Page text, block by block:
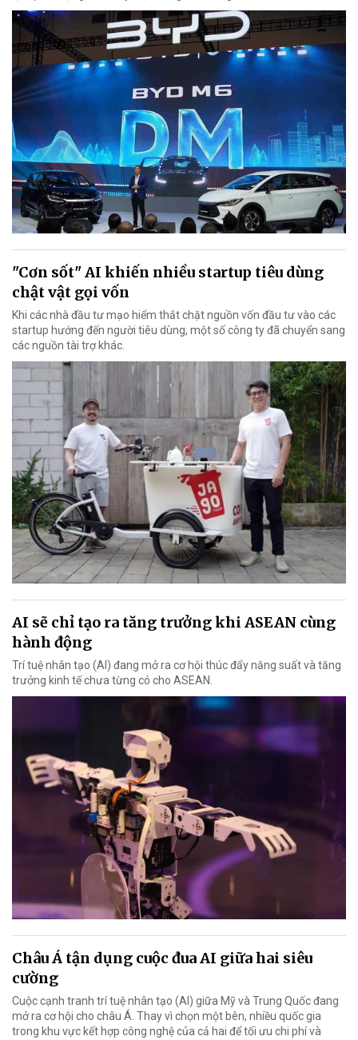
"Cơn sốt" AI khiến nhiều startup tiêu dùng
chật vật gọi vốn
Khi các nhà đầu tư mạo hiểm thắt chặt nguồn vốn đầu tư vào các
startup hướng đến người tiêu dùng, một số công ty đã chuyển sang
các nguồn tài trợ khác.
AI sẽ chỉ tạo ra tăng trưởng khi ASEAN cùng
hành động
Trí tuệ nhân tạo (AI) đang mở ra cơ hội thúc đẩy năng suất và tăng
trưởng kinh tế chưa từng có cho ASEAN.
Châu Á tận dụng cuộc đua AI giữa hai siêu
cường
Cuộc cạnh tranh trí tuệ nhân tạo (AI) giữa Mỹ và Trung Quốc đang
mở ra cơ hội cho châu Á. Thay vì chọn một bên, nhiều quốc gia
trong khu vực kết hợp công nghệ của cả hai để tối ưu chi phí và